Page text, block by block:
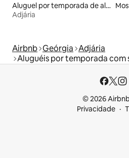
Aluguel por temporada de alojamentos ecológicos
Adjária
Airbnb Geórgia Adjária
Aluguéis por temporada com
© 2026
Privacidade